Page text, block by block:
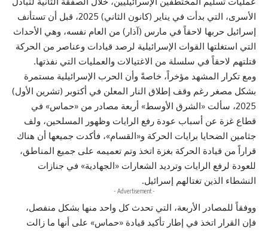
الأسرى، التي بدأت في يناير (كانون الثاني) 2025، قبل أن تستأنف
إسرائيل حربها لاحقاً في مارس (آذار) من العام نفسه، وهي الأحداث
التي استغلتها القوات الإسرائيلية لرصد قيادات وعناصر من الحركة
قتلتهم لاحقاً في سلسلة من الاغتيالات والعمليات التي نفذتها.
ومع تكرار المشهد مؤخراً، خاصةً وأن الحرب الإسرائيلية مستمرة
بشكل مصغر رغم وقف إطلاق النار المعلن في أكتوبر (تشرين الأول)
2025، سألت «الشرق الأوسط» أربعة مصادر من «حماس» في
قطاع غزة عن أسباب عودة رفع الرايات وظهور المسلحين، ولف
جثامين الضحايا برايات الحركة و«القسام»، فأكدت جميعها أن هناك
قراراً من قيادة الحركة بغزة اتخذ وتم تعميمه على جميع المناطق،
للعودة لرفع الرايات وترديد الشعارات «الجهادية» في جنازات
النشطاء الذين تغتالهم إسرائيل.
- Advertisement -
ووفقاً للمصادر الأربعة، التي تحدث كل واحد منها بشكل منفصل،
فإن القرار اتخذ في إطار تأكيد قيادة «حماس» على أنها ما زالت